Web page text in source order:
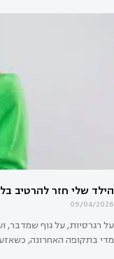
השני מרגיש
09/04/2026
על רגרסיות, על גוף שמדבר,
מדי בתקופה האחרונה,